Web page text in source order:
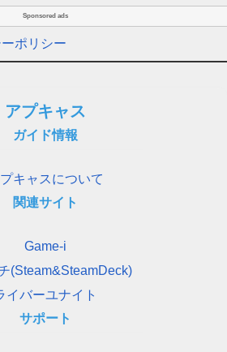
Sponsored ads
ポリシー
アプキャス
ガイド情報
キャスについて
関連サイト
Game-i
(Steam&SteamDeck)
イバーユナイト
サポート